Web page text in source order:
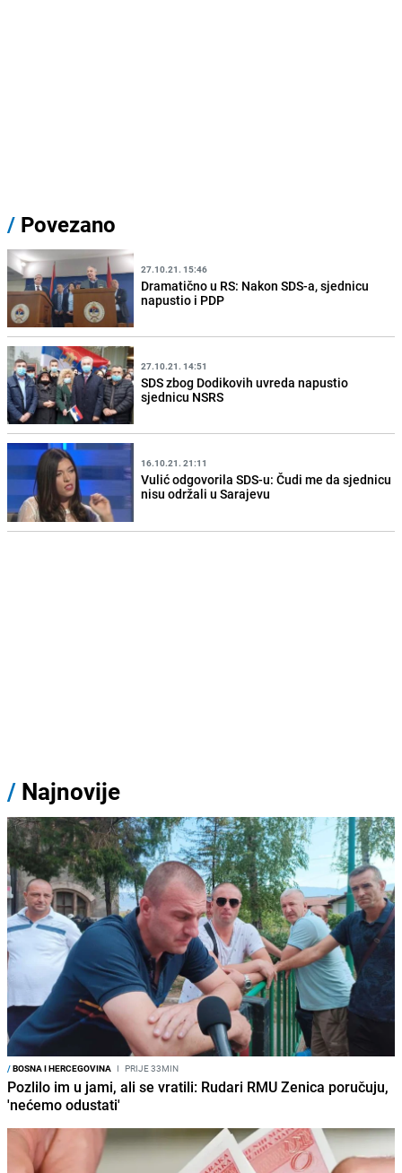
/ Povezano
27.10.21. 15:46
Dramatično u RS: Nakon SDS-a, sjednicu
napustio i PDP
27.10.21. 14:51
SDS zbog Dodikovih uvreda napustio
sjednicu NSRS
16.10.21. 21:11
Vulić odgovorila SDS-u: Čudi me da sjednicu
nisu održali u Sarajevu
/ Najnovije
/BOSNA I HERCEGOVINA I PRIJE 33MIN
Pozlilo im u jami, ali se vratili: Rudari RMU Zenica poručuju,
'nećemo odustati'